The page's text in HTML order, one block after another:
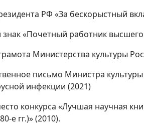
РФ «За бескорыстный
«Почетный работник
Министерства культуры
письмо Министра
инфекции (2021)
конкурса «Лучшая научная
е гг.)» (2010).